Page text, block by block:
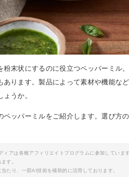
粉末状にするのに役立つペッパーミル
あります。製品によって素材や機能な
うか。
ペッパーミルをご紹介します。選び方
アは各種アフィリエイトプログラムに参加していま
す。
たり、一部AI技術を補助的に活用しております。